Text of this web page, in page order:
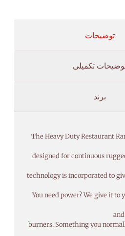
توضیحات
تکمیلی
برند
The Heavy Duty Restaurant
designed for continuous
technology is incorporated to
You need power? We give it
burners. Something you